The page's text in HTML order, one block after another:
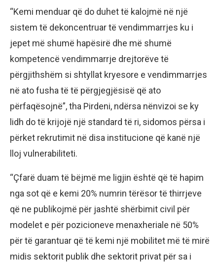
“Kemi menduar që do duhet të kalojmë në një
sistem të dekoncentruar të vendimmarrjes ku i
jepet më shumë hapësirë dhe më shumë
kompetencë vendimmarrje drejtorëve të
përgjithshëm si shtyllat kryesore e vendimmarrjes
në ato fusha të të përgjegjësisë që ato
përfaqësojnë”, tha Pirdeni, ndërsa nënvizoi se ky
lidh do të krijojë një standard të ri, sidomos përsa i
përket rekrutimit në disa institucione që kanë një
lloj vulnerabiliteti.
“Çfarë duam të bëjmë me ligjin është që të hapim
nga sot që e kemi 20% numrin tërësor të thirrjeve
që ne publikojmë për jashtë shërbimit civil për
modelet e për pozicioneve menaxheriale në 50%
për të garantuar që të kemi një mobilitet më të mirë
midis sektorit publik dhe sektorit privat për sa i